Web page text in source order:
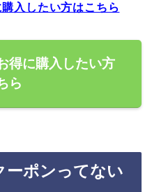
入したい方はこちら
得に購入したい方
ら
ーポンってない